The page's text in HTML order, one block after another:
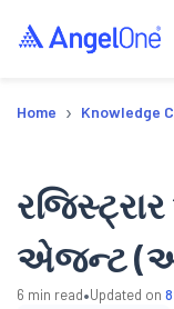
Home › Knowledge
એજન્ટ
6 min read•Updated on